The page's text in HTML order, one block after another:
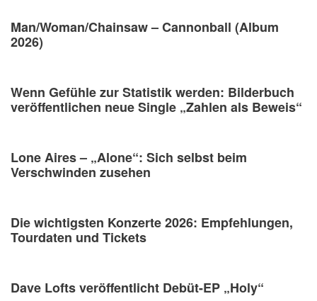
Man/Woman/Chainsaw – Cannonball (Album
2026)
Wenn Gefühle zur Statistik werden: Bilderbuch
veröffentlichen neue Single „Zahlen als Beweis“
Lone Aires – „Alone“: Sich selbst beim
Verschwinden zusehen
Die wichtigsten Konzerte 2026: Empfehlungen,
Tourdaten und Tickets
Dave Lofts veröffentlicht Debüt-EP „Holy“